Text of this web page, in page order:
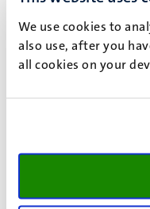
We use cookies to
also use, after you
all cookies on your